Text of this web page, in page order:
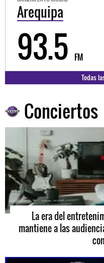
Trujillo
98.3 FM
Todas
Conciertos
La era del
mantiene a las